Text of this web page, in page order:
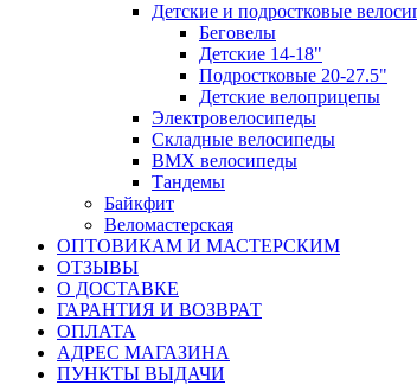
Детские и подростковые
Беговелы
Детские 14-18"
Подростковые 20-27.5"
Детские велоприцепы
Электровелосипеды
Складные велосипеды
BMX велосипеды
Тандемы
Байкфит
Веломастерская
ОПТОВИКАМ И МАСТЕРСКИМ
ОТЗЫВЫ
О ДОСТАВКЕ
ГАРАНТИЯ И ВОЗВРАТ
ОПЛАТА
АДРЕС МАГАЗИНА
ПУНКТЫ ВЫДАЧИ